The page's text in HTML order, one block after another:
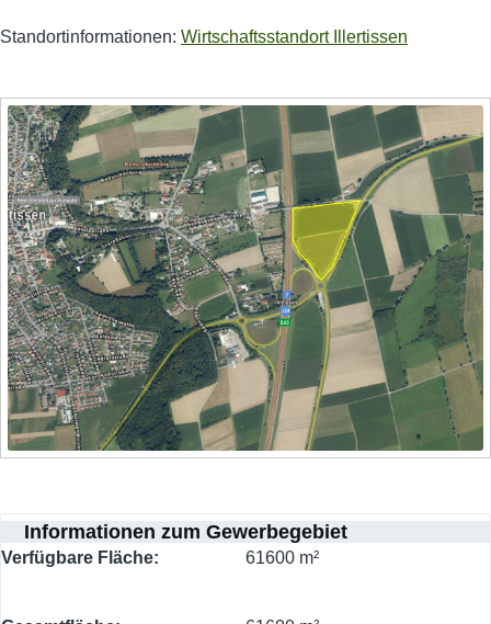
Standortinformationen: Wirtschaftsstandort Illertissen
Informationen zum Gewerbegebiet
Verfügbare Fläche 61600 m²